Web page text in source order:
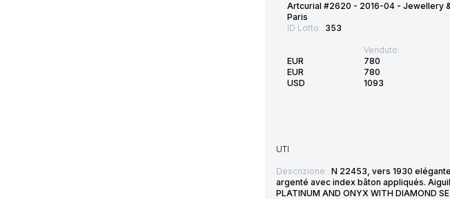
Artcurial #2620 - 2016-04 - Jewellery
Paris
ID Lotto : 353
EUR
EUR
USD
Venduto:
780
780
1093
UTI
Descrizione : N 22453, vers 1930
argenté avec index bâton appliqués.
PLATINUM AND ONYX WITH DIAMOND